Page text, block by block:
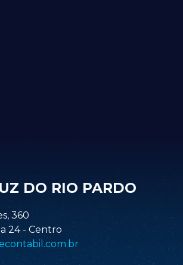
DO RIO PARDO
360
24 - Centro